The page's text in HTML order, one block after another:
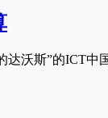
沃斯”的ICT中